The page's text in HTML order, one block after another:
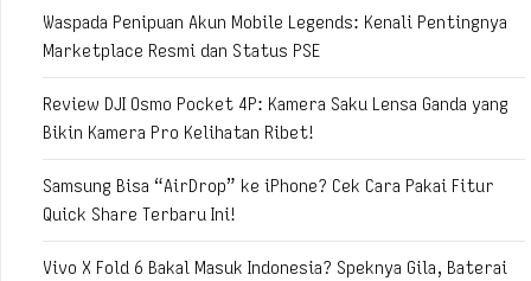
Waspada Penipuan Akun Mobile Legends: Kenali Pentingnya
Marketplace Resmi dan Status PSE
Review DJI Osmo Pocket 4P: Kamera Saku Lensa Ganda yang
Bikin Kamera Pro Kelihatan Ribet!
Samsung Bisa “AirDrop” ke iPhone? Cek Cara Pakai Fitur
Quick Share Terbaru Ini!
Vivo X Fold 6 Bakal Masuk Indonesia? Speknya Gila, Baterai